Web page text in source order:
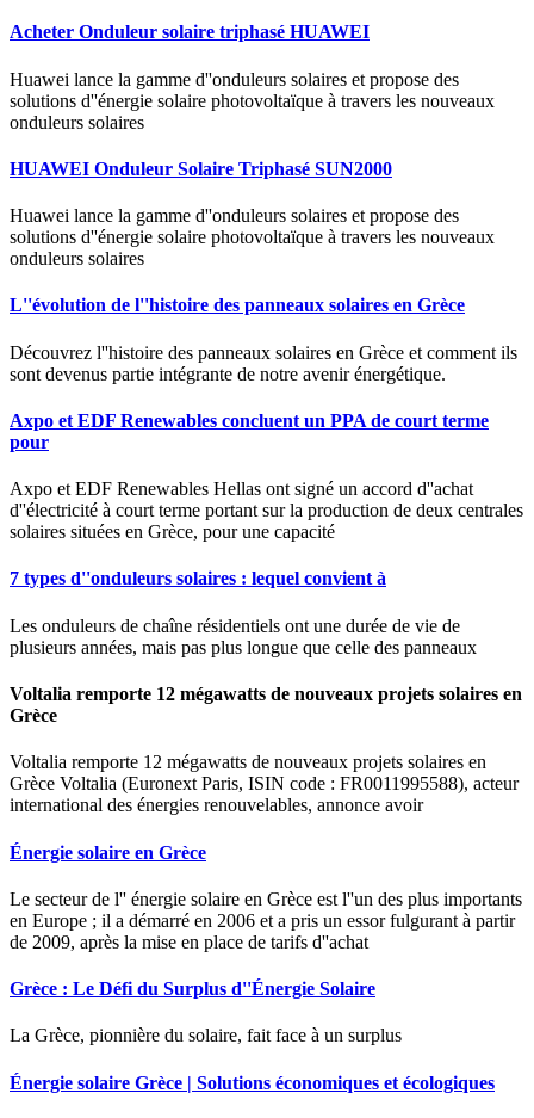
Acheter Onduleur solaire triphasé HUAWEI
Huawei lance la gamme d''onduleurs solaires et propose des
solutions d''énergie solaire photovoltaïque à travers les nouveaux
onduleurs solaires
HUAWEI Onduleur Solaire Triphasé SUN2000
Huawei lance la gamme d''onduleurs solaires et propose des
solutions d''énergie solaire photovoltaïque à travers les nouveaux
onduleurs solaires
L''évolution de l''histoire des panneaux solaires en Grèce
Découvrez l''histoire des panneaux solaires en Grèce et comment ils
sont devenus partie intégrante de notre avenir énergétique.
Axpo et EDF Renewables concluent un PPA de court terme
pour
Axpo et EDF Renewables Hellas ont signé un accord d''achat
d''électricité à court terme portant sur la production de deux centrales
solaires situées en Grèce, pour une capacité
7 types d''onduleurs solaires : lequel convient à
Les onduleurs de chaîne résidentiels ont une durée de vie de
plusieurs années, mais pas plus longue que celle des panneaux
Voltalia remporte 12 mégawatts de nouveaux projets solaires en
Grèce
Voltalia remporte 12 mégawatts de nouveaux projets solaires en
Grèce Voltalia (Euronext Paris, ISIN code : FR0011995588), acteur
international des énergies renouvelables, annonce avoir
Énergie solaire en Grèce
Le secteur de l'' énergie solaire en Grèce est l''un des plus importants
en Europe ; il a démarré en 2006 et a pris un essor fulgurant à partir
de 2009, après la mise en place de tarifs d''achat
Grèce : Le Défi du Surplus d''Énergie Solaire
La Grèce, pionnière du solaire, fait face à un surplus
Énergie solaire Grèce | Solutions économiques et écologiques